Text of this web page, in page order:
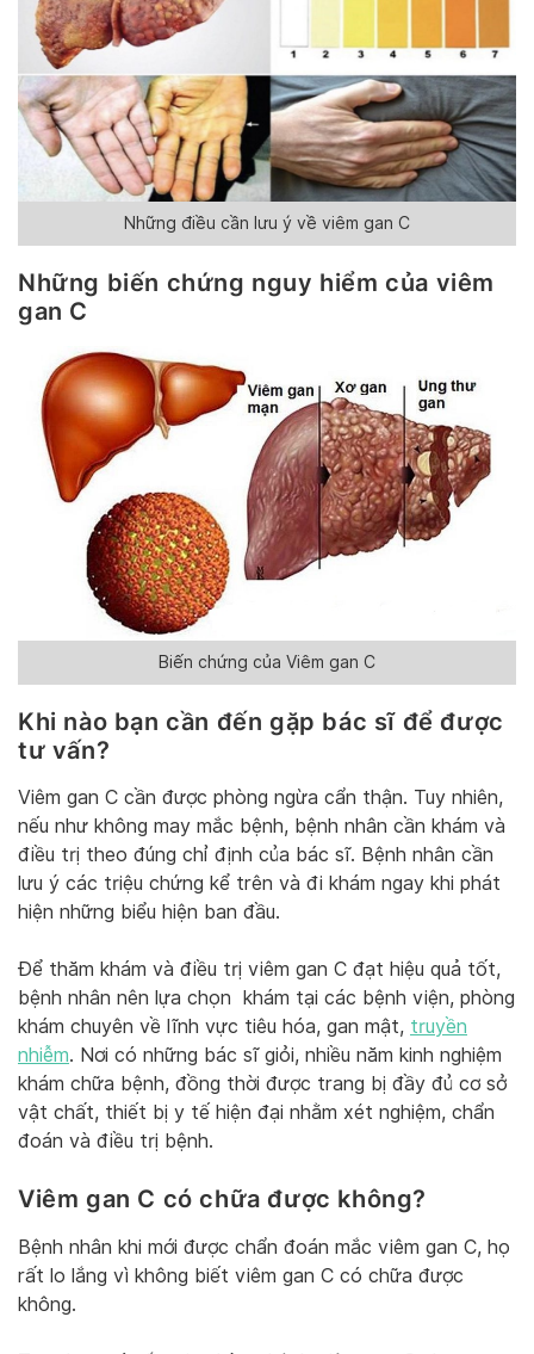
Những điều cần lưu ý về viêm gan C
Những biến chứng nguy hiểm của viêm
gan C
Biến chứng của Viêm gan C
Khi nào bạn cần đến gặp bác sĩ để được
tư vấn?
Viêm gan C cần được phòng ngừa cẩn thận. Tuy nhiên,
nếu như không may mắc bệnh, bệnh nhân cần khám và
điều trị theo đúng chỉ định của bác sĩ. Bệnh nhân cần
lưu ý các triệu chứng kể trên và đi khám ngay khi phát
hiện những biểu hiện ban đầu.
Để thăm khám và điều trị viêm gan C đạt hiệu quả tốt,
bệnh nhân nên lựa chọn khám tại các bệnh viện, phòng
khám chuyên về lĩnh vực tiêu hóa, gan mật, truyền
nhiễm. Nơi có những bác sĩ giỏi, nhiều năm kinh nghiệm
khám chữa bệnh, đồng thời được trang bị đầy đủ cơ sở
vật chất, thiết bị y tế hiện đại nhằm xét nghiệm, chẩn
đoán và điều trị bệnh.
Viêm gan C có chữa được không?
Bệnh nhân khi mới được chẩn đoán mắc viêm gan C, họ
rất lo lắng vì không biết viêm gan C có chữa được
không.